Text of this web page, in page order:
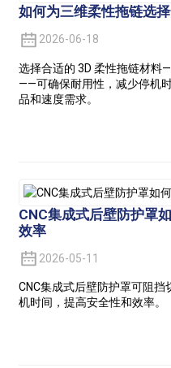
如何为三维柔性拖链选
2026-06-18
选择合适的 3D 柔性拖链材料
——可确保耐用性，减少停机
品和速度需求。
CNC集成式后壁防护罩
效率
2026-05-11
CNC集成式后壁防护罩可阻
机时间，提高安全性和效率。